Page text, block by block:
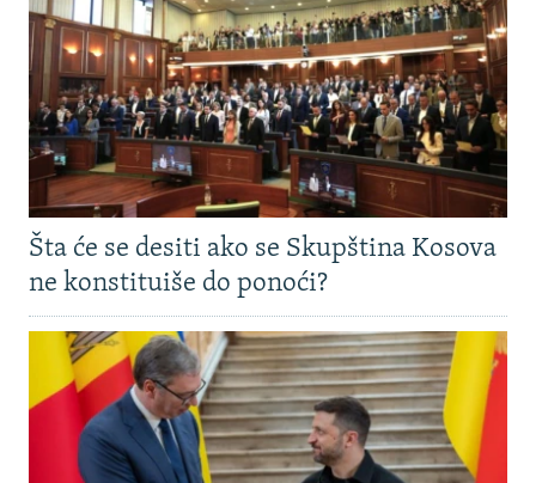
NASTANAK I RASPAD JUGOSLAVIJE
Šta će se desiti ako se Skupština Kosova
ne konstituiše do ponoći?